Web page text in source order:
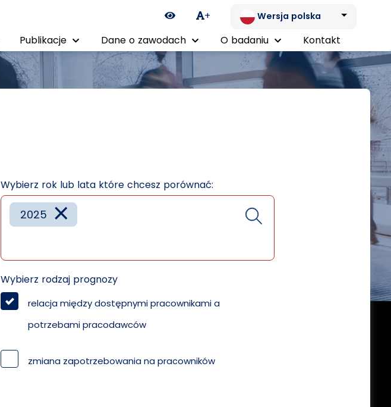
Ikona zmiany kontrastu
+ Wersja polska
Publikacje Dane o zawodach O badaniu Kontakt
Wybierz rok lub lata które chcesz porównać:
×
2025
Wybierz rodzaj prognozy
relacja między dostępnymi pracownikami a
potrzebami pracodawców
zmiana zapotrzebowania na pracowników